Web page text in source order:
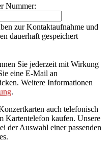
Nummer:
zur Kontaktaufnahme und
dauerhaft gespeichert
Sie jederzeit mit Wirkung
eine E-Mail an
Weitere Informationen
.
auch telefonisch
Kartentelefon kaufen. Unsere
der Auswahl einer passenden